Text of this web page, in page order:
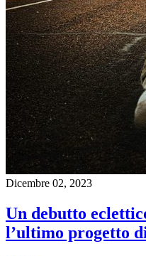
Dicembre 02, 2023
Un debutto
l’ultimo progetto